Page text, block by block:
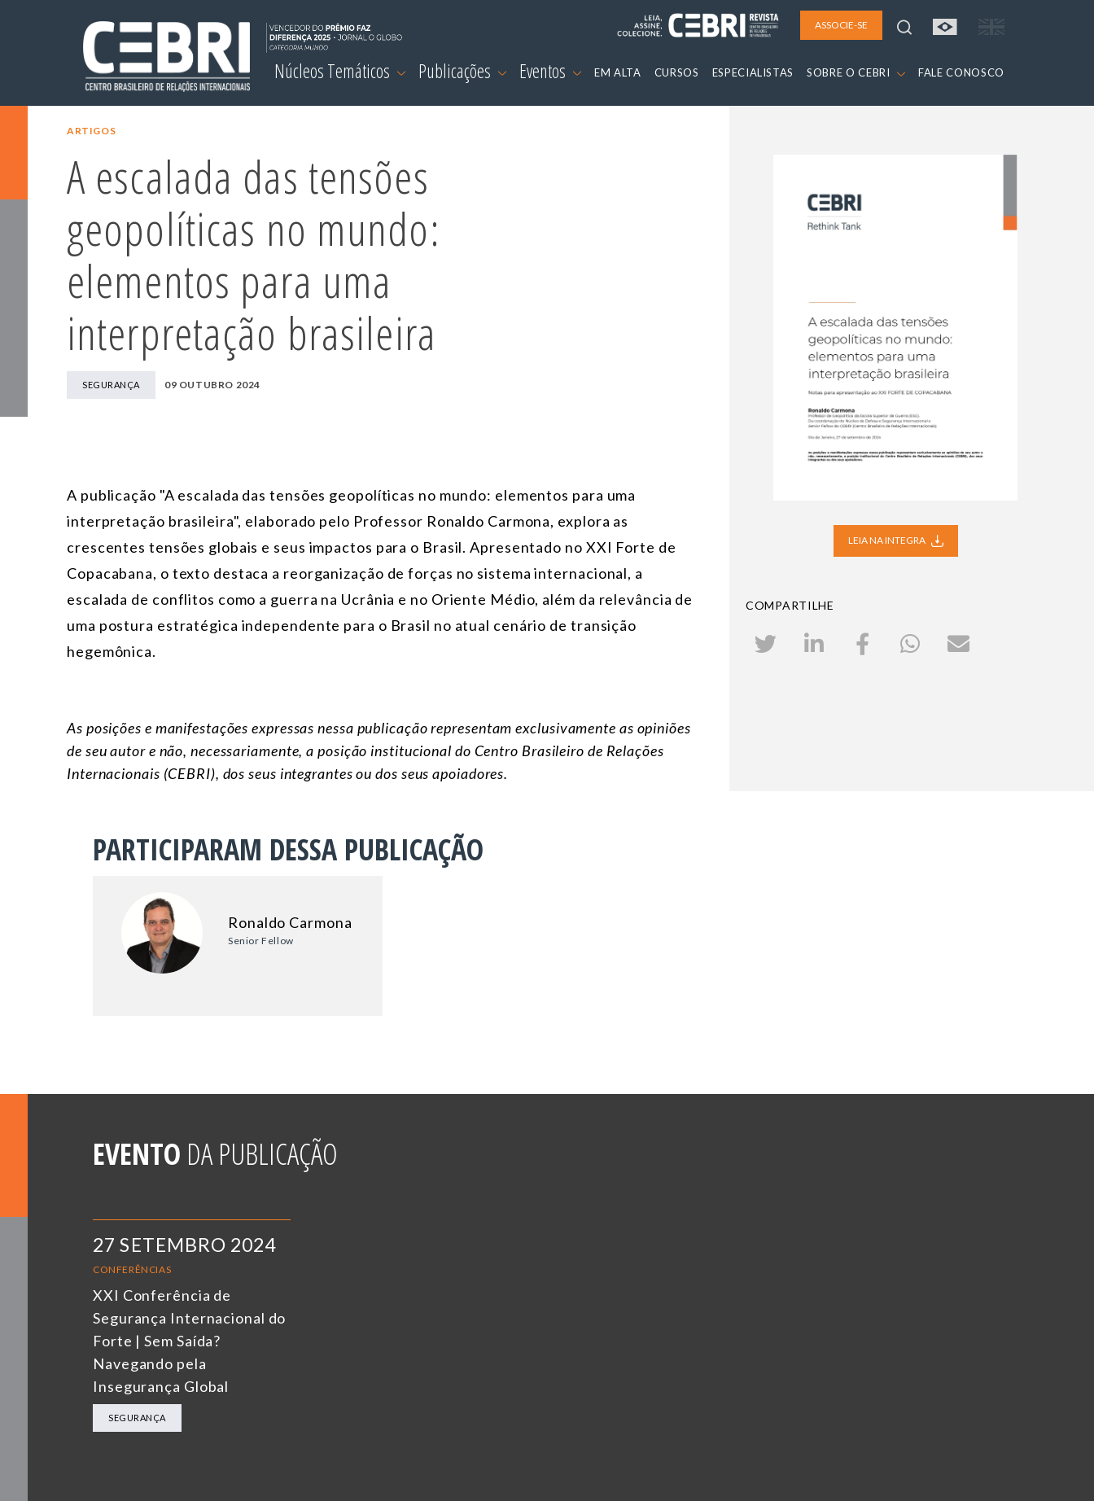
ASSOCIE-SE
Núcleos Temáticos Publicações Eventos EM ALTA CURSOS ESPECIALISTAS SOBRE O CEBRI FALE CONOSCO
ARTIGOS
A escalada das tensões
geopolíticas no mundo:
elementos para uma
interpretação brasileira
SEGURANÇA 09 OUTUBRO 2024
A publicação "A escalada das tensões geopolíticas no mundo: elementos para uma
interpretação brasileira", elaborado pelo Professor Ronaldo Carmona, explora as
crescentes tensões globais e seus impactos para o Brasil. Apresentado no XXI Forte de
Copacabana, o texto destaca a reorganização de forças no sistema internacional, a
escalada de conflitos como a guerra na Ucrânia e no Oriente Médio, além da relevância de
uma postura estratégica independente para o Brasil no atual cenário de transição
hegemônica.
As posições e manifestações expressas nessa publicação representam exclusivamente as opiniões
de seu autor e não, necessariamente, a posição institucional do Centro Brasileiro de Relações
Internacionais (CEBRI), dos seus integrantes ou dos seus apoiadores.
LEIA NA INTEGRA
COMPARTILHE
PARTICIPARAM DESSA PUBLICAÇÃO
Ronaldo Carmona
Senior Fellow
EVENTO DA PUBLICAÇÃO
27 SETEMBRO 2024
CONFERÊNCIAS
XXI Conferência de
Segurança Internacional do
Forte | Sem Saída?
Navegando pela
Insegurança Global
SEGURANÇA